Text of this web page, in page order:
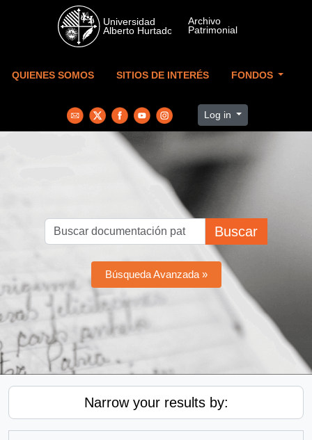
Skip to main content
QUIENES SOMOS SITIOS DE INTERÉS FONDOS
Log in
Buscar
Búsqueda Avanzada »
Narrow your results by: